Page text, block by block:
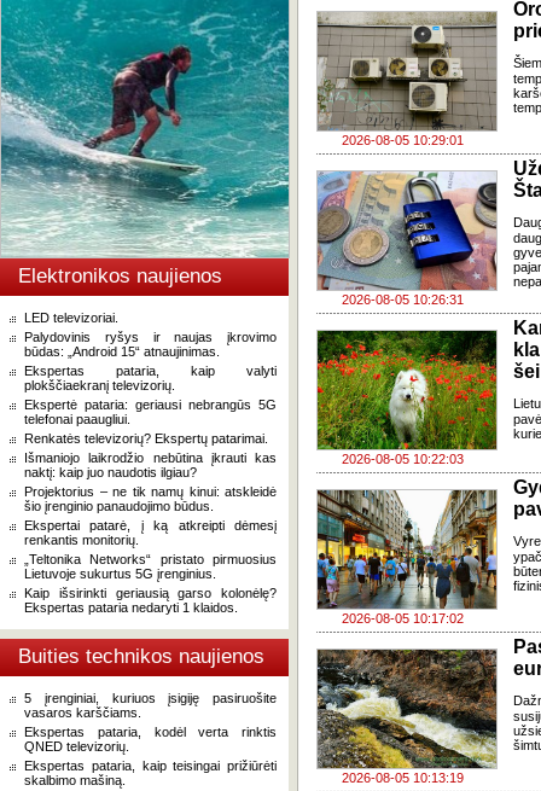
Elektronikos naujienos
LED televizoriai.
Palydovinis ryšys ir naujas įkrovimo
būdas: „Android 15“ atnaujinimas.
Ekspertas pataria, kaip valyti
plokščiaekranį televizorių.
Ekspertė pataria: geriausi nebrangūs 5G
telefonai paaugliui.
Renkatės televizorių? Ekspertų patarimai.
Išmaniojo laikrodžio nebūtina įkrauti kas
naktį: kaip juo naudotis ilgiau?
Projektorius – ne tik namų kinui: atskleidė
šio įrenginio panaudojimo būdus.
Ekspertai patarė, į ką atkreipti dėmesį
renkantis monitorių.
„Teltonika Networks“ pristato pirmuosius
Lietuvoje sukurtus 5G įrenginius.
Kaip išsirinkti geriausią garso kolonėlę?
Ekspertas pataria nedaryti 1 klaidos.
Buities technikos naujienos
5 įrenginiai, kuriuos įsigiję pasiruošite
vasaros karščiams.
Ekspertas pataria, kodėl verta rinktis
QNED televizorių.
Ekspertas pataria, kaip teisingai prižiūrėti
skalbimo mašiną.
2026-08-05 10:29:01
2026-08-05 10:26:31
2026-08-05 10:22:03
2026-08-05 10:17:02
2026-08-05 10:13:19